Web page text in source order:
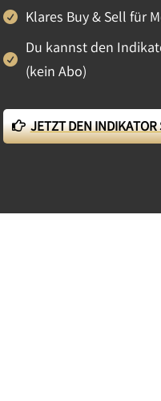
Klares Buy & Sell für
Du kannst den
(kein Abo)
JETZT DEN INDIKATOR